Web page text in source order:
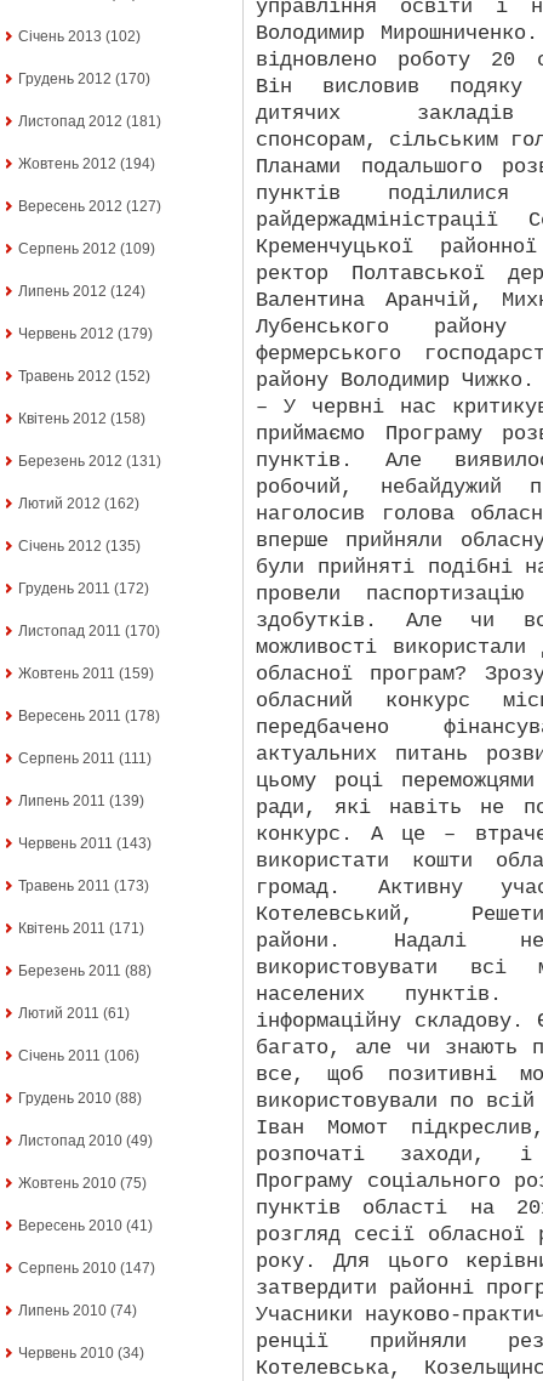
Січень 2013 (102)
Грудень 2012 (170)
Листопад 2012 (181)
Жовтень 2012 (194)
Вересень 2012 (127)
Серпень 2012 (109)
Липень 2012 (124)
Червень 2012 (179)
Травень 2012 (152)
Квітень 2012 (158)
Березень 2012 (131)
Лютий 2012 (162)
Січень 2012 (135)
Грудень 2011 (172)
Листопад 2011 (170)
Жовтень 2011 (159)
Вересень 2011 (178)
Серпень 2011 (111)
Липень 2011 (139)
Червень 2011 (143)
Травень 2011 (173)
Квітень 2011 (171)
Березень 2011 (88)
Лютий 2011 (61)
Січень 2011 (106)
Грудень 2010 (88)
Листопад 2010 (49)
Жовтень 2010 (75)
Вересень 2010 (41)
Серпень 2010 (147)
Липень 2010 (74)
Червень 2010 (34)
управління освіти і
Володимир
відновлено роботу 20
Він висловив подяку
дитячих закладів
спонсорам, сільським
Планами подальшого
пунктів поділилися
Кременчуцької
ректор Полтавської
Валентина Аранчій,
Лубенського
фермерського
району Володимир Чижко.
– У червні нас
приймаємо Програму
пунктів. Але
робочий, небайдужий
наголосив голова
вперше прийняли
були прийняті подібні
провели
здобутків. Але чи
можливості
обласної програм?
обласний конкурс
передбачено
актуальних питань
цьому році
ради, які навіть не
конкурс. А це –
використати кошти
громад. Активну
Котелевський,
райони. Надалі
використовувати всі
населених
інформаційну
багато, але чи знають
все, щоб позитивні
використовували по
Іван Момот
розпочаті заходи, і
Програму соціального
пунктів області на
розгляд сесії обласної
року. Для цього
затвердити районні
Учасники науково-
ренції прийняли
Котелевська,